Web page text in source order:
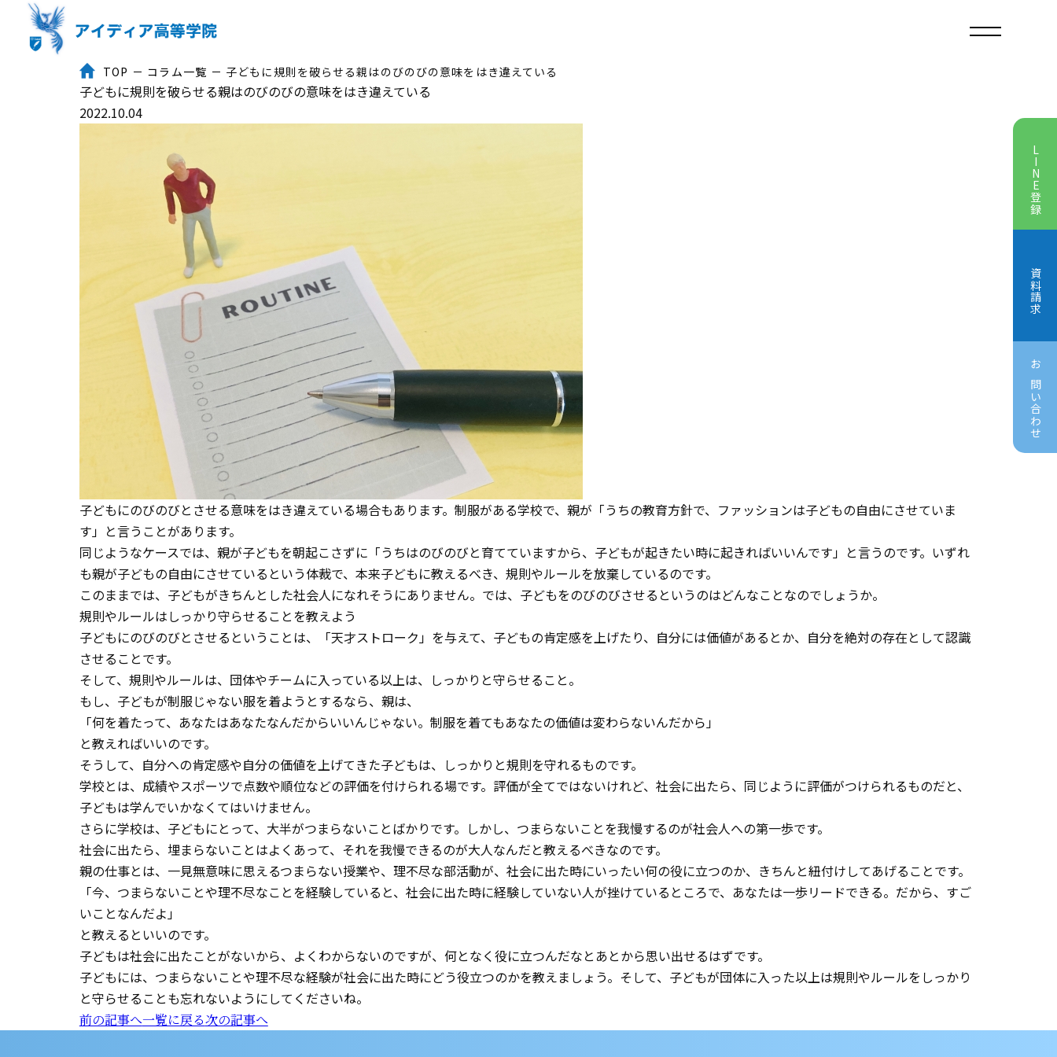
トップ
３つのポイント
入学までの流れ
コラム
アクセス お問い合わせ
TOP コラム一覧 子どもに規則を破らせる親はのびのびの意味をはき違えている
子どもに規則を破らせる親はのびのびの意味をはき違えている
2022.10.04
子どもにのびのびとさせる意味をはき違えている場合もあります。制服がある学校で、親が「うちの教育方針で、ファッションは子どもの自由にさせていま
す」と言うことがあります。
同じようなケースでは、親が子どもを朝起こさずに「うちはのびのびと育てていますから、子どもが起きたい時に起きればいいんです」と言うのです。いずれ
も親が子どもの自由にさせているという体裁で、本来子どもに教えるべき、規則やルールを放棄しているのです。
このままでは、子どもがきちんとした社会人になれそうにありません。では、子どもをのびのびさせるというのはどんなことなのでしょうか。
規則やルールはしっかり守らせることを教えよう
子どもにのびのびとさせるということは、「天才ストローク」を与えて、子どもの肯定感を上げたり、自分には価値があるとか、自分を絶対の存在として認識
させることです。
そして、規則やルールは、団体やチームに入っている以上は、しっかりと守らせること。
もし、子どもが制服じゃない服を着ようとするなら、親は、
「何を着たって、あなたはあなたなんだからいいんじゃない。制服を着てもあなたの価値は変わらないんだから」
と教えればいいのです。
そうして、自分への肯定感や自分の価値を上げてきた子どもは、しっかりと規則を守れるものです。
学校とは、成績やスポーツで点数や順位などの評価を付けられる場です。評価が全てではないけれど、社会に出たら、同じように評価がつけられるものだと、
子どもは学んでいかなくてはいけません。
さらに学校は、子どもにとって、大半がつまらないことばかりです。しかし、つまらないことを我慢するのが社会人への第一歩です。
社会に出たら、埋まらないことはよくあって、それを我慢できるのが大人なんだと教えるべきなのです。
親の仕事とは、一見無意味に思えるつまらない授業や、理不尽な部活動が、社会に出た時にいったい何の役に立つのか、きちんと紐付けしてあげることです。
「今、つまらないことや理不尽なことを経験していると、社会に出た時に経験していない人が挫けているところで、あなたは一歩リードできる。だから、すご
いことなんだよ」
と教えるといいのです。
子どもは社会に出たことがないから、よくわからないのですが、何となく役に立つんだなとあとから思い出せるはずです。
子どもには、つまらないことや理不尽な経験が社会に出た時にどう役立つのかを教えましょう。そして、子どもが団体に入った以上は規則やルールをしっかり
と守らせることも忘れないようにしてくださいね。
前の記事へ一覧に戻る次の記事へ
LINE登録
資料請求
お問い合わせ